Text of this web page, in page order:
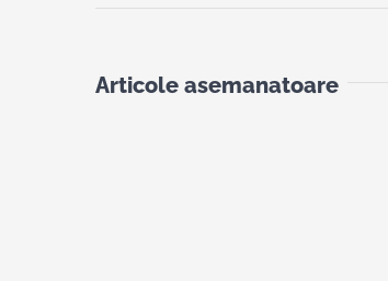
Articole asemanatoare